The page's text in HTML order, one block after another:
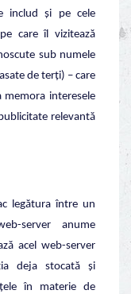
includ și pe cele
care îl vizitează
sub numele
de terți) – care
interesele
relevantă
legătura între un
server anume
acel web-server
deja stocată și
în materie de